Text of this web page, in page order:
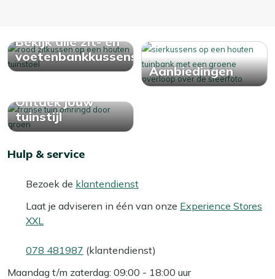
Bekijk alle zit- en
voetenbankkussens
Aanbiedingen
Ontdek jouw
tuinstijl
Hulp & service
Bezoek de klantendienst
Laat je adviseren in één van onze Experience Stores
XXL
078 481987 (klantendienst)
Maandag t/m zaterdag: 09:00 - 18:00 uur